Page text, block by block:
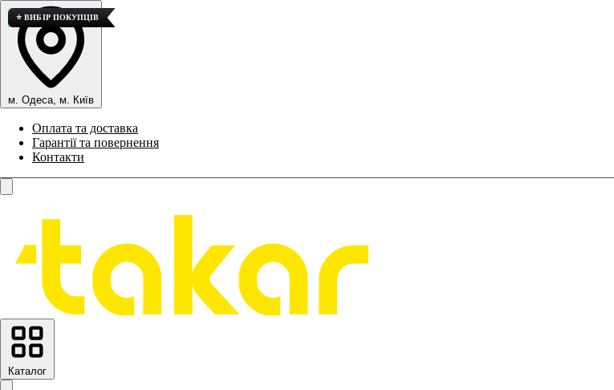
м. Одеса, м. Київ
Оплата та доставка
Гарантії та повернення
Контакти
Каталог
💎 ВИСОКА ЯКІСТЬ
💎 ВИСОКА ЯКІСТЬ
💎 ВИСОКА ЯКІСТЬ
⭐ ВИБІР ПОКУПЦІВ